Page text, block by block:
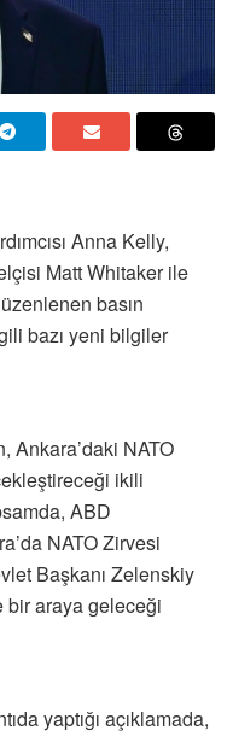
Anna Kelly,
Matt Whitaker ile
basın
bazı yeni bilgiler
Ankara’daki NATO
ikili
ABD
NATO Zirvesi
Başkanı Zelenskiy
bir araya geleceği
yaptığı açıklamada,